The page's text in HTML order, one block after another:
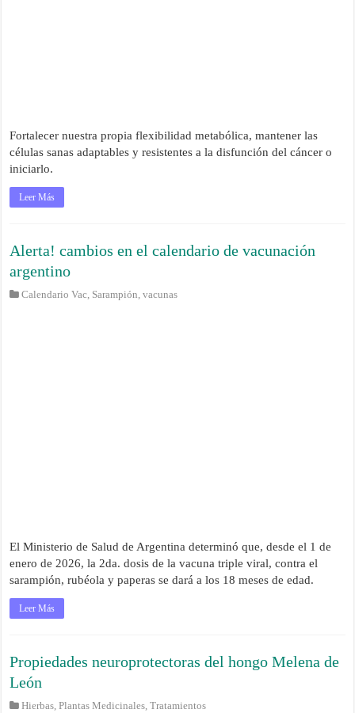
Fortalecer nuestra propia flexibilidad metabólica, mantener las
células sanas adaptables y resistentes a la disfunción del cáncer o
iniciarlo.
Leer Más
Alerta! cambios en el calendario de vacunación
argentino
Calendario Vac, Sarampión,vacunas
El Ministerio de Salud de Argentina determinó que, desde el 1 de
enero de 2026, la 2da. dosis de la vacuna triple viral, contra el
sarampión, rubéola y paperas se dará a los 18 meses de edad.
Leer Más
Propiedades neuroprotectoras del hongo Melena de
León
Hierbas,Plantas Medicinales,Tratamientos